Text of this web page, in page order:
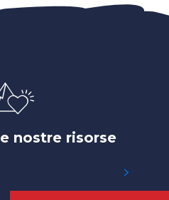
nostre risorse
SCIISTICO